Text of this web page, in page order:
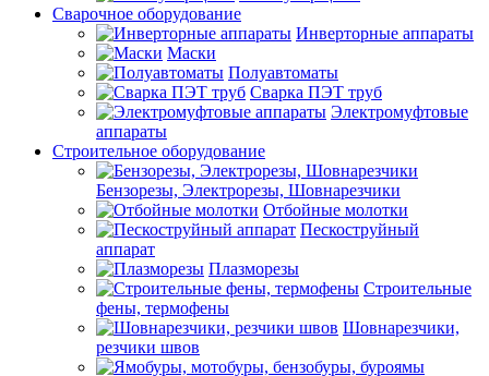
Сварочное оборудование
Инверторные аппараты
Маски
Полуавтоматы
Сварка ПЭТ труб
Электромуфтовые
аппараты
Строительное оборудование
Бензорезы, Электрорезы, Шовнарезчики
Отбойные молотки
Пескоструйный
аппарат
Плазморезы
Строительные
фены, термофены
Шовнарезчики,
резчики швов